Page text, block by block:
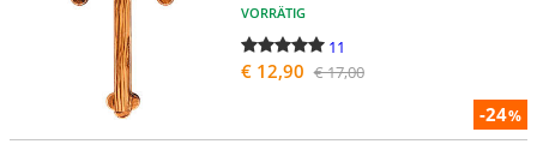
-24%
VORRÄTIG
11
€ 12,90 € 17,00